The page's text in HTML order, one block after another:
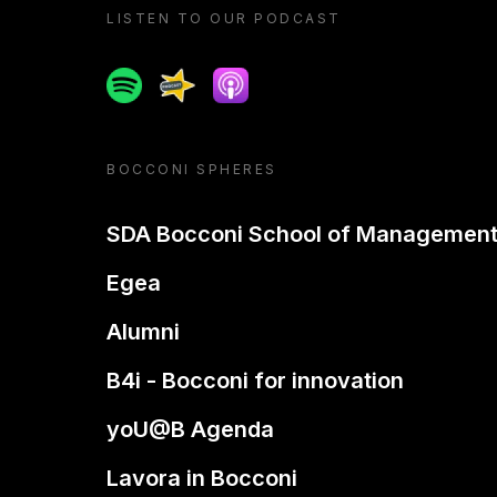
LISTEN TO OUR PODCAST
SpotifySpreakerApple podcast
BOCCONI SPHERES
SDA Bocconi School of Management
Egea
Alumni
B4i - Bocconi for innovation
yoU@B Agenda
Lavora in Bocconi